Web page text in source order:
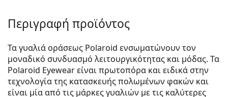
Περιγραφή προϊόντος
Τα γυαλιά οράσεως Polaroid ενσωματώνουν τον
μοναδικό συνδυασμό λειτουργικότητας και μόδας. Τα
Polaroid Eyewear είναι πρωτοπόρα και ειδικά στην
τεχνολογία της κατασκευής πολωμένων φακών και
είναι μία από τις μάρκες γυαλιών με τις καλύτερες